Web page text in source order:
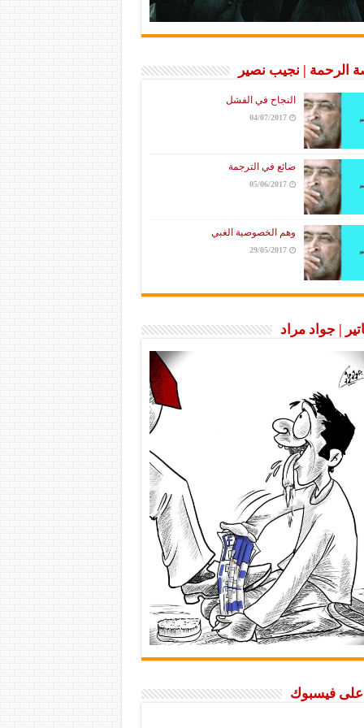
الرحمة | نجيب نصير
النجاح في الفشل
04/07/2017
ضائع في الترجمة
05/06/2017
وهم الخصوصية الغبي
29/05/2017
| جواد مراد
على فيسبوك